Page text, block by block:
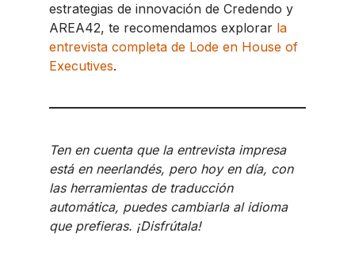
estrategias de innovación de Credendo y
AREA42, te recomendamos explorar la
entrevista completa de Lode en House of
Executives.
Ten en cuenta que la entrevista impresa
está en neerlandés, pero hoy en día, con
las herramientas de traducción
automática, puedes cambiarla al idioma
que prefieras. ¡Disfrútala!